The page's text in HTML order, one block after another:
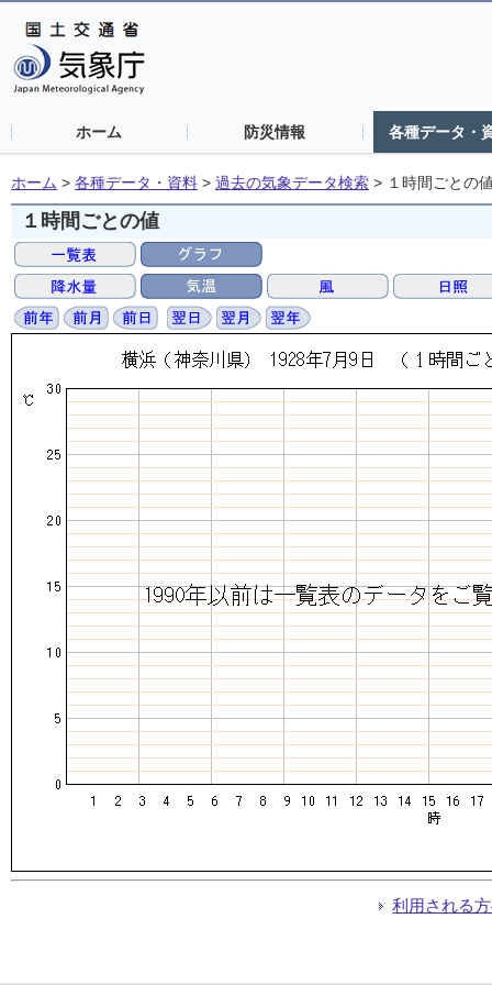
ホーム 防災情報 各種データ・
ホーム > 各種データ・資料 > 過去の気象データ検索 > １時間ごとの
１時間ごとの値
利用される